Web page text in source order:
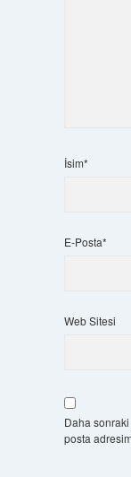
İsim*
E-Posta*
Web Sitesi
Daha sonraki
posta